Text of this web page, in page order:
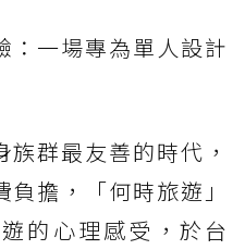
：一場專為單人設計
群最友善的時代，
擔，「何時旅遊」
的心理感受，於台